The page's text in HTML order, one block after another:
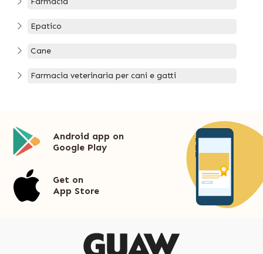
Epatico
Cane
Farmacia veterinaria per cani e gatti
Android app on
Google Play
Get on
App Store